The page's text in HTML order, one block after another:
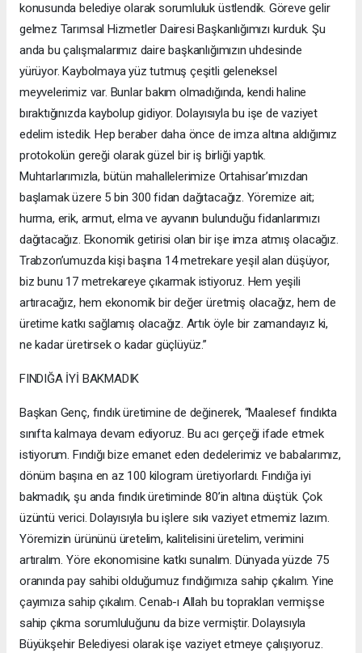
konusunda belediye olarak sorumluluk üstlendik. Göreve gelir
gelmez Tarımsal Hizmetler Dairesi Başkanlığımızı kurduk. Şu
anda bu çalışmalarımız daire başkanlığımızın uhdesinde
yürüyor. Kaybolmaya yüz tutmuş çeşitli geleneksel
meyvelerimiz var. Bunlar bakım olmadığında, kendi haline
bıraktığınızda kaybolup gidiyor. Dolayısıyla bu işe de vaziyet
edelim istedik. Hep beraber daha önce de imza altına aldığımız
protokolün gereği olarak güzel bir iş birliği yaptık.
Muhtarlarımızla, bütün mahallelerimize Ortahisar’ımızdan
başlamak üzere 5 bin 300 fidan dağıtacağız. Yöremize ait;
hurma, erik, armut, elma ve ayvanın bulunduğu fidanlarımızı
dağıtacağız. Ekonomik getirisi olan bir işe imza atmış olacağız.
Trabzon’umuzda kişi başına 14 metrekare yeşil alan düşüyor,
biz bunu 17 metrekareye çıkarmak istiyoruz. Hem yeşili
artıracağız, hem ekonomik bir değer üretmiş olacağız, hem de
üretime katkı sağlamış olacağız. Artık öyle bir zamandayız ki,
ne kadar üretirsek o kadar güçlüyüz.”
FINDIĞA İYİ BAKMADIK
Başkan Genç, fındık üretimine de değinerek, “Maalesef fındıkta
sınıfta kalmaya devam ediyoruz. Bu acı gerçeği ifade etmek
istiyorum. Fındığı bize emanet eden dedelerimiz ve babalarımız,
dönüm başına en az 100 kilogram üretiyorlardı. Fındığa iyi
bakmadık, şu anda fındık üretiminde 80’in altına düştük. Çok
üzüntü verici. Dolayısıyla bu işlere sıkı vaziyet etmemiz lazım.
Yöremizin ürününü üretelim, kalitelisini üretelim, verimini
artıralım. Yöre ekonomisine katkı sunalım. Dünyada yüzde 75
oranında pay sahibi olduğumuz fındığımıza sahip çıkalım. Yine
çayımıza sahip çıkalım. Cenab-ı Allah bu toprakları vermişse
sahip çıkma sorumluluğunu da bize vermiştir. Dolayısıyla
Büyükşehir Belediyesi olarak işe vaziyet etmeye çalışıyoruz.